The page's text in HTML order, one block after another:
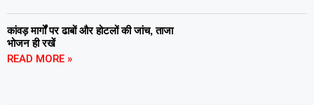
कांवड़ मार्गों पर ढाबों और होटलों की जांच, ताजा
भोजन ही रखें
READ MORE »